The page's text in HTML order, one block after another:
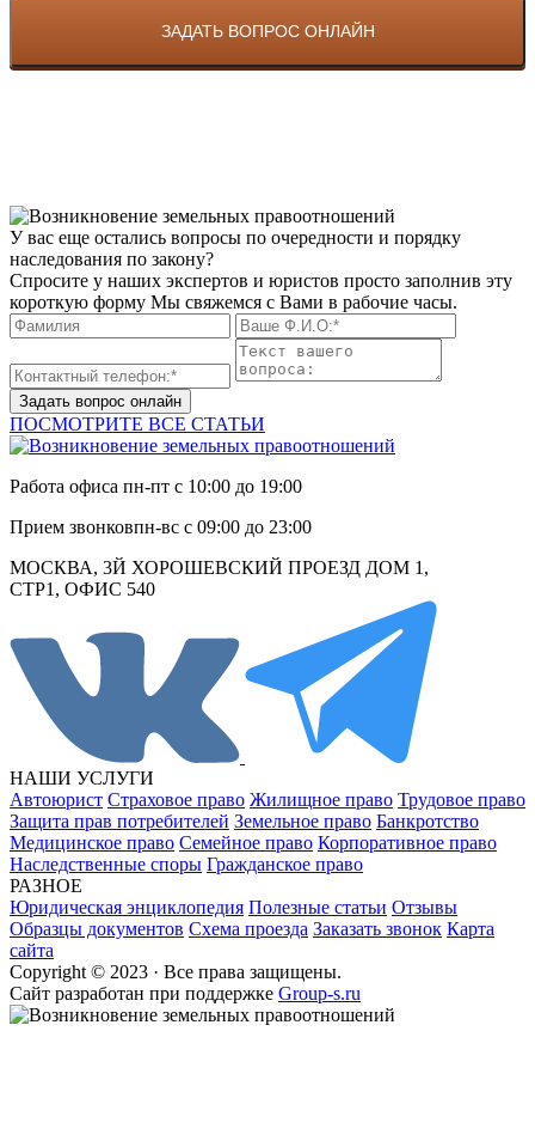
У вас еще остались вопросы по очередности и порядку
наследования по закону?
Спросите у наших экспертов и юристов просто заполнив эту
короткую форму Мы свяжемся с Вами в рабочие часы.
Задать вопрос онлайн
ПОСМОТРИТЕ ВСЕ СТАТЬИ
Работа офиса пн-пт с 10:00 до 19:00
Прием звонковпн-вс с 09:00 до 23:00
МОСКВА, 3Й ХОРОШЕВСКИЙ ПРОЕЗД ДОМ 1,
СТР1, ОФИС 540
НАШИ УСЛУГИ
Автоюрист Страховое право Жилищное право Трудовое право
Защита прав потребителей Земельное право Банкротство
Медицинское право Семейное право Корпоративное право
Наследственные споры Гражданское право
РАЗНОЕ
Юридическая энциклопедия Полезные статьи Отзывы
Образцы документов Схема проезда Заказать звонок Карта
сайта
Copyright © 2023 · Все права защищены.
Cайт разработан при поддержке Group-s.ru